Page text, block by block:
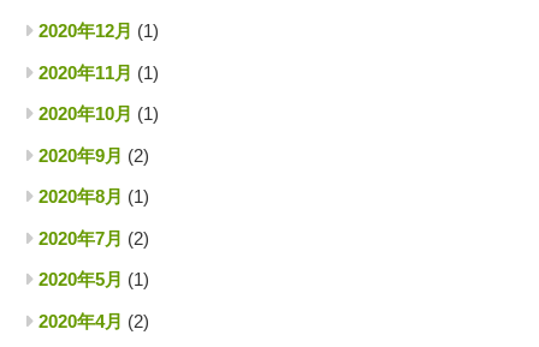
2020年12月 (1)
2020年11月 (1)
2020年10月 (1)
2020年9月 (2)
2020年8月 (1)
2020年7月 (2)
2020年5月 (1)
2020年4月 (2)